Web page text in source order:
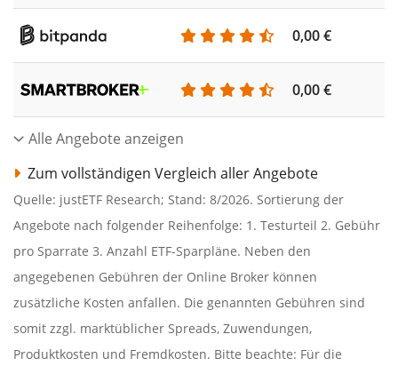
0,00 €
0,00 €
Alle Angebote anzeigen
Zum vollständigen Vergleich aller Angebote
Quelle: justETF Research; Stand: 8/2026. Sortierung der
Angebote nach folgender Reihenfolge: 1. Testurteil 2. Gebühr
pro Sparrate 3. Anzahl ETF-Sparpläne. Neben den
angegebenen Gebühren der Online Broker können
zusätzliche Kosten anfallen. Die genannten Gebühren sind
somit zzgl. marktüblicher Spreads, Zuwendungen,
Produktkosten und Fremdkosten. Bitte beachte: Für die